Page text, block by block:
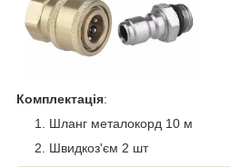
Комплектація:
Шланг металокорд 10 м
Швидкоз'єм 2 шт